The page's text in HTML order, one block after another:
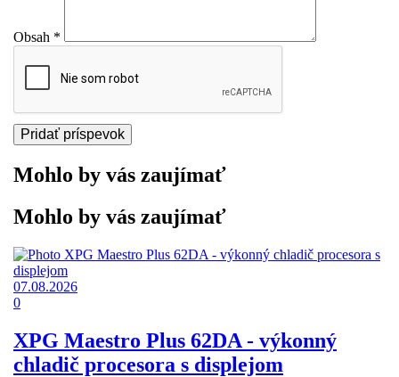
Obsah *
Mohlo by vás zaujímať
Mohlo by vás zaujímať
07.08.2026
0
XPG Maestro Plus 62DA - výkonný
chladič procesora s displejom